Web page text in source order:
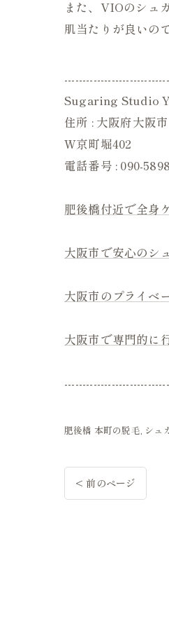
また、VIOのシュ
肌当たりが良いの
Sugaring Studio
住所 : 大阪府大阪
W京町堀402
電話番号 : 090-
肥後橋付近で全身
大阪市で安心のシ
大阪市のプライベ
大阪市で専門的に
肥後橋 本町の脱毛 シュ
< 前のページ